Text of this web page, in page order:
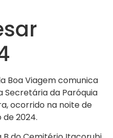
Boa Viagem comunica
da Paróquia
ocorrido na noite de
2024.